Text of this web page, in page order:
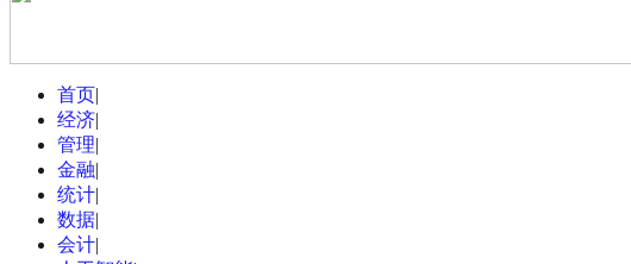
首页|
经济|
管理|
金融|
统计|
数据|
会计|